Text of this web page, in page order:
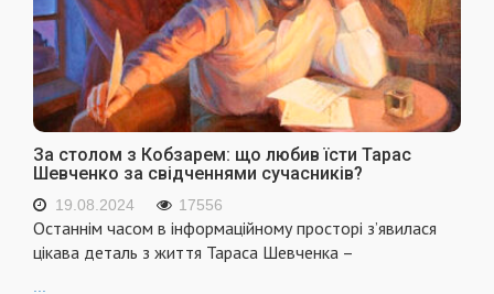
За столом з Кобзарем: що любив їсти Тарас
Шевченко за свідченнями сучасників?
19.08.2024 17556
Останнім часом в інформаційному просторі з’явилася
цікава деталь з життя Тараса Шевченка –